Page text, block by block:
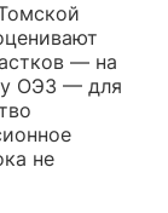
— на
у ОЭЗ — для
не